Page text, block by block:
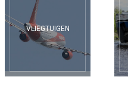
VLIEGTUIGEN